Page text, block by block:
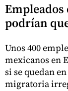
podrían
Unos 400
mexicanos en
si se quedan
migratoria